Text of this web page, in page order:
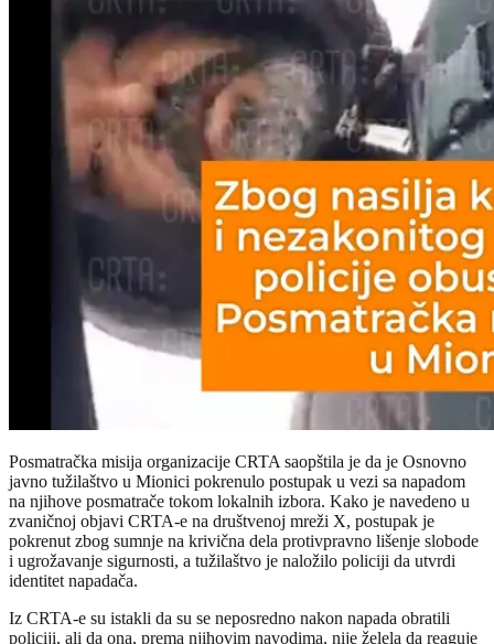
Posmatračka misija organizacije CRTA saopštila je da je Osnovno
javno tužilaštvo u Mionici pokrenulo postupak u vezi sa napadom
na njihove posmatrače tokom lokalnih izbora. Kako je navedeno u
zvaničnoj objavi CRTA-e na društvenoj mreži X, postupak je
pokrenut zbog sumnje na krivična dela protivpravno lišenje slobode
i ugrožavanje sigurnosti, a tužilaštvo je naložilo policiji da utvrdi
identitet napadača.
Iz CRTA-e su istakli da su se neposredno nakon napada obratili
policiji, ali da ona, prema njihovim navodima, nije želela da reaguje